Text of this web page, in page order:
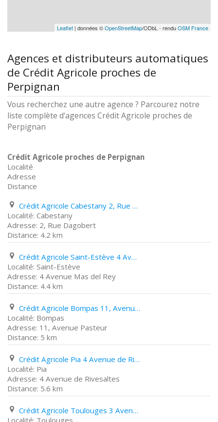
Leaflet | données ©OpenStreetMap/ODbL - renduOSM France
Agences et distributeurs automatiques
de Crédit Agricole proches de
Perpignan
Vous recherchez une autre agence ? Parcourez notre
liste complète d'agences Crédit Agricole proches de
Perpignan
Crédit Agricole proches de Perpignan
Localité
Adresse
Distance
Crédit Agricole Cabestany 2, Rue Dagobert
Cabestany
2, Rue Dagobert
4.2 km
Crédit Agricole Saint-Estève 4 Avenue Mas del Rey
Saint-Estève
4 Avenue Mas del Rey
4.4 km
Crédit Agricole Bompas 11, Avenue Pasteur
Bompas
11, Avenue Pasteur
5 km
Crédit Agricole Pia 4 Avenue de Rivesaltes
Pia
4 Avenue de Rivesaltes
5.6 km
Crédit Agricole Toulouges 3 Avenue Du Stade
Toulouges